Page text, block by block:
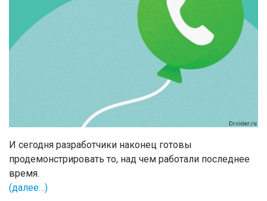
И сегодня разработчики наконец готовы
продемонстрировать то, над чем работали последнее
время.
(далее…)